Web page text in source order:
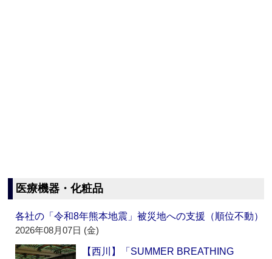
医療機器・化粧品
各社の「令和8年熊本地震」被災地への支援（順位不動）
2026年08月07日 (金)
【西川】「SUMMER BREATHING